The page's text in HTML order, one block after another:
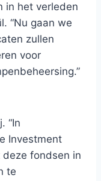
in het verleden
“Nu gaan we
zullen
voor
“In
Investment
fondsen in
te